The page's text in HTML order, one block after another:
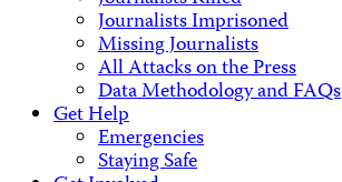
Journalists Imprisoned
Missing Journalists
All Attacks on the Press
Data Methodology and FAQs
Get Help
Emergencies
Staying Safe